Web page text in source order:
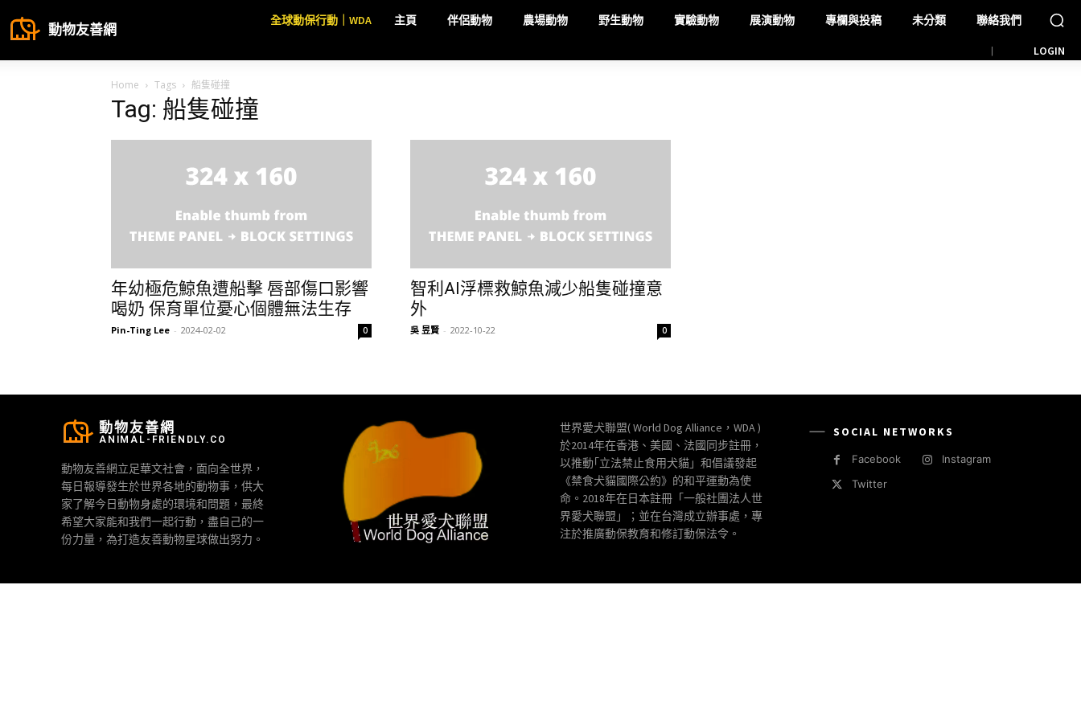
動物友善網
全球動保行動｜WDA 主頁 伴侶動物 農場動物 野生動物 實驗動物 展演動物 專欄與投稿 未分類 聯絡我們
LOGIN
Home Tags 船隻碰撞
Tag: 船隻碰撞
年幼極危鯨魚遭船擊 唇部傷口影響
喝奶 保育單位憂心個體無法生存
Pin-Ting Lee - 2024-02-02 0
智利AI浮標救鯨魚減少船隻碰撞意
外
吳 昱賢 - 2022-10-22 0
動物友善網
ANIMAL-FRIENDLY.CO
動物友善網立足華文社會，面向全世界，
每日報導發生於世界各地的動物事，供大
家了解今日動物身處的環境和問題，最終
希望大家能和我們一起行動，盡自己的一
份力量，為打造友善動物星球做出努力。
世界愛犬聯盟( World Dog Alliance，WDA )
於2014年在香港、美國、法國同步註冊，
以推動｢立法禁止食用犬貓」和倡議發起
《禁食犬貓國際公約》的和平運動為使
命。2018年在日本註冊「一般社團法人世
界愛犬聯盟」；並在台灣成立辦事處，專
注於推廣動保教育和修訂動保法令。
SOCIAL NETWORKS
Facebook
Instagram
Twitter